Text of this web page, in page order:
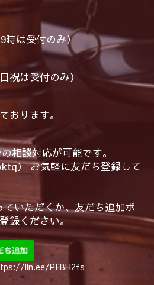
時は受付のみ）
祝は受付のみ）
おります。
相談対応が可能です。
） お気軽に友だち登録して
いただくか、友だち追加ボ
録ください。
lin.ee/PFBH2fs